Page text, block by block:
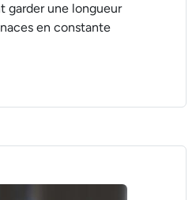
garder une longueur
en constante